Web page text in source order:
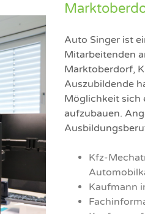
Auto Singer ist
Mitarbeitenden
Marktoberdorf,
Auszubildende
Möglichkeit sich
aufzubauen.
Kfz-
Kaufmann